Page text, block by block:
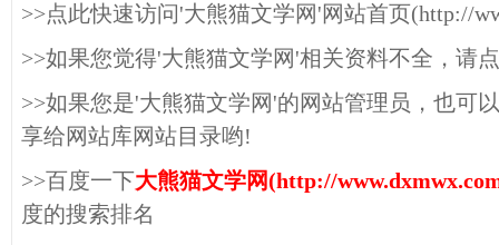
>>点此快速访问'大熊猫文学网'网站首页(http://
>>如果您觉得'大熊猫文学网'相关资料不全，请
>>如果您是'大熊猫文学网'的网站管理员，也可
享给网站库网站目录哟!
>>百度一下大熊猫文学网(http://
度的搜索排名